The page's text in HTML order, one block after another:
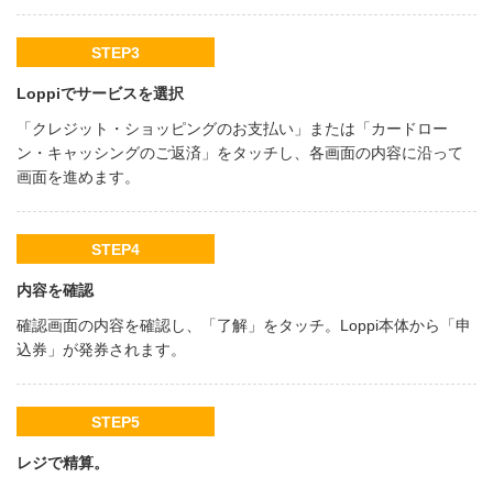
STEP3
Loppiでサービスを選択
「クレジット・ショッピングのお支払い」または「カードロー
ン・キャッシングのご返済」をタッチし、各画面の内容に沿って
画面を進めます。
STEP4
内容を確認
確認画面の内容を確認し、「了解」をタッチ。Loppi本体から「申
込券」が発券されます。
STEP5
レジで精算。